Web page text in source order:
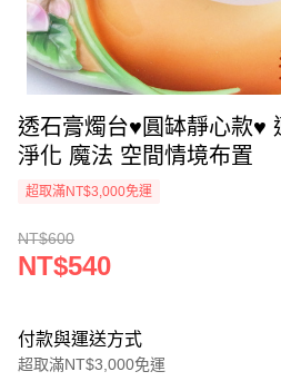
透石膏燭台♥圓缽靜心款♥
淨化 魔法 空間情境布置
超取滿NT$3,000免運
NT$600
NT$540
付款與運送方式
超取滿NT$3,000免運